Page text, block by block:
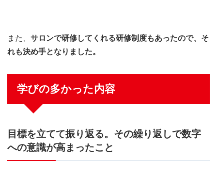
また、 サロンで研修してくれる研修制度もあったので、そ
れも決め手となりました。
学びの多かった内容
目標を立てて振り返る。その繰り返しで数字
への意識が高まったこと